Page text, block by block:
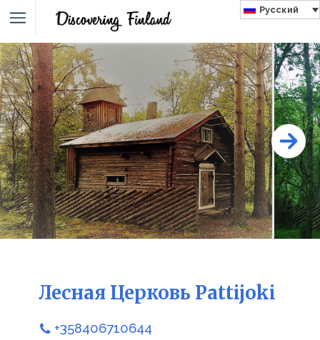
Русский
Лесная Церковь Pattijoki
+358406710644